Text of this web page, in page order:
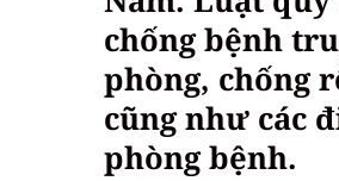
chống bệnh
phòng, chống
cũng như các
phòng bệnh.